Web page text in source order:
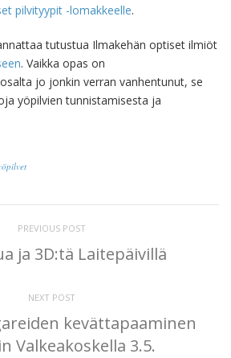
pilvityypit -lomakkeelle.
tutustua Ilmakehän optiset ilmiöt
. Vaikka opas on
jo jonkin verran vanhentunut, se
yöpilvien tunnistamisesta ja
PREVIOUS POST
ja 3D:tä Laitepäivillä
NEXT POST
kevättapaaminen
Valkeakoskella 3.5.